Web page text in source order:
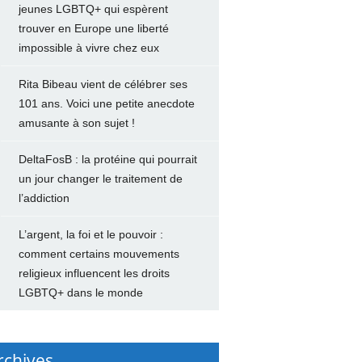
jeunes LGBTQ+ qui espèrent
trouver en Europe une liberté
impossible à vivre chez eux
Rita Bibeau vient de célébrer ses
101 ans. Voici une petite anecdote
amusante à son sujet !
DeltaFosB : la protéine qui pourrait
un jour changer le traitement de
l’addiction
L’argent, la foi et le pouvoir :
comment certains mouvements
religieux influencent les droits
LGBTQ+ dans le monde